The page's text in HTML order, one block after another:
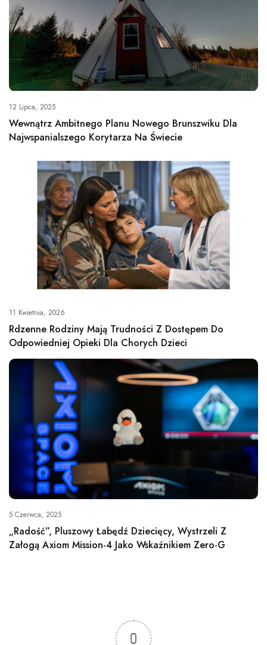
12 Lipca, 2025
Wewnątrz Ambitnego Planu Nowego Brunszwiku Dla
Najwspanialszego Korytarza Na Świecie
11 Kwietnia, 2026
Rdzenne Rodziny Mają Trudności Z Dostępem Do
Odpowiedniej Opieki Dla Chorych Dzieci
5 Czerwca, 2025
„Radość”, Pluszowy Łabędź Dziecięcy, Wystrzeli Z
Załogą Axiom Mission-4 Jako Wskaźnikiem Zero-G
0